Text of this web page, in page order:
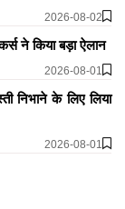
2026-08-02
ने किया बड़ा ऐलान
2026-08-01
निभाने के लिए लिया
2026-08-01